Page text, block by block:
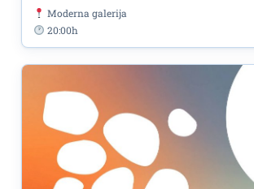
Moderna galerija
20:00h